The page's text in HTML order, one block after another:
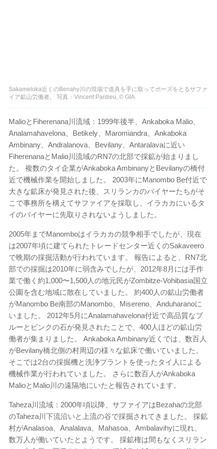
Sakameloka近くのBenahy川の現場で道具を手に取ってポーズをとるサファ
イア鉱山労働者。 写真：Vincent Pardieu, © GIA.
MalioとFiherenana川流域：1999年後半、Ankaboka Malio、
Analamahavelona、Betikely、Maromiandra、Ankaboka
Ambinany、Andralanova、Bevilany、Antaralavaに近い
FiherenanaとMalio川流域のRN7の北部で採鉱が始まりまし
た。 複数のタイ企業がAnkaboka AmbinanyとBevilanyの橋付
近で機械作業を開始しました。 2003年にManombo Be付近で
大きな鉱床が発見された後、スリランカのバイヤーたちがそ
こで事務所を構えてサファイアを採取し、イラカカにいるタ
イのバイヤーに先取りされないようしました。
2005年までManomboはイラカカの競争相手でしたが、現在
は2007年頃に建てられたトレードセンター近くのSakaveero
で晩期の採掘活動が行われています。 報告によると、RN7北
部での採掘は2010年に弱含みでしたが、2012年8月には手作
業で働く約1,000〜1,500人の地元民がZombitze-Vohibasia国立
公園を含む地域に散在していました。 約400人の鉱山労働者
がManombo Be南部のManombo、Misereno、Anduharanoに
いました。 2012年5月にAnalamahavelona付近で高品質なブ
ルーとピンクの石が発見されたことで、400人ほどの鉱山労
働者が集まりました。 Ankaboka Ambinany近くでは、数百人
がBevilany橋北側の村周辺の様々な鉱床で働いていました。
そこでは2台の採掘機と洗浄プラントを使ったタイ人による
機械作業が行われていました。 さらに数百人がAnkaboka
MalioとMalio川の遠隔地にいたと報告されています。
Taheza川流域：2000年頃以降、サファイアはBezahaの北部
のTaheza川下流沿いと上流の谷で採掘されてきました。 採鉱
村がAnalasoa、Analalava、Mahasoa、Ambalavihyに現れ、
数万人が働いていたとようです。 採鉱権は間もなくスリラン